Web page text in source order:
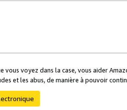
vous voyez dans la case, vous aider
et les abus, de manière à pouvoir